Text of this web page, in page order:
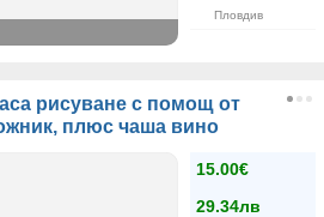
Пловдив
рисуване с помощ от
плюс чаша вино
15.00€
29.34лв